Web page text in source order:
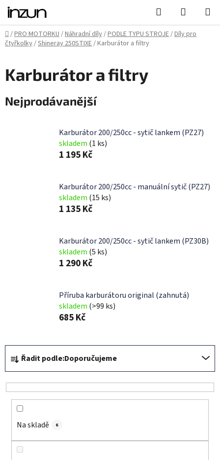
Přejít
obsah
Hledat
KOŠÍK
Domů
/PRO MOTORKU/Náhradní díly/PODLE TYPU STROJE/Díly pro
čtyřkolky/Shineray 250STIXE/Karburátor a filtry
Karburátor a filtry
Nejprodávanější
Karburátor 200/250cc - sytič lankem (PZ27)
skladem (1 ks)
1 195 Kč
Karburátor 200/250cc - manuální sytič (PZ27)
skladem (15 ks)
1 135 Kč
Karburátor 200/250cc - sytič lankem (PZ30B)
skladem (5 ks)
1 290 Kč
Příruba karburátoru original (zahnutá)
skladem (>99 ks)
685 Kč
Ř
a
z
e
Řadit podle:Doporučujeme
Na skladě 6